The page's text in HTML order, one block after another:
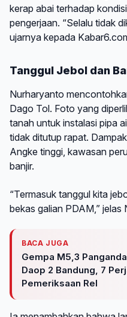
kerap abai terhadap
pengerjaan. “Selalu tidak
ujarnya kepada
Tanggul Jebol dan
Nurharyanto
Dago Tol. Foto yang
tanah untuk instalasi pipa
tidak ditutup rapat.
Angke tinggi, kawasan
banjir.
“Termasuk tanggul kita
bekas galian PDAM,” jelas
BACA JUGA
Gempa M5,3
Daop 2 Bandung, 7
Pemeriksaan Rel